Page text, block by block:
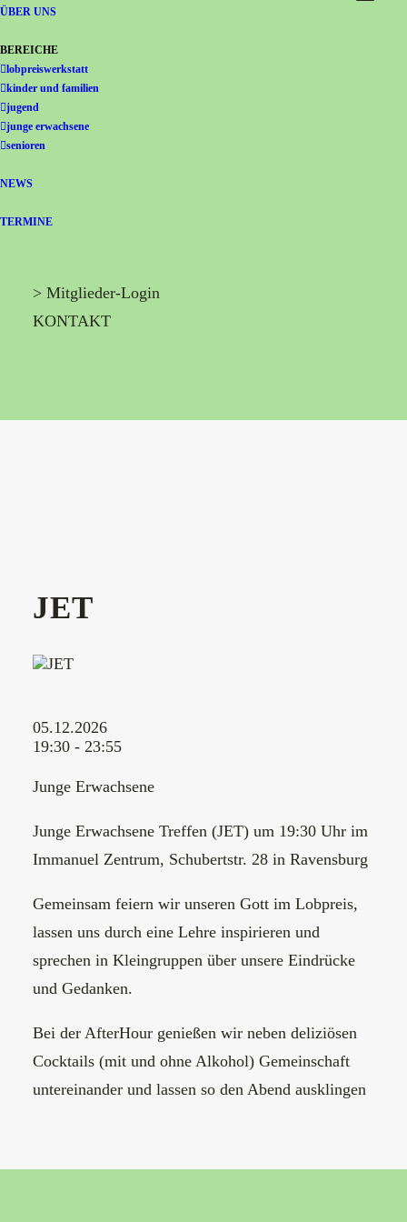
Gemeinschaft Immanuel
ÜBER UNS
BEREICHE
lobpreiswerkstatt
kinder und familien
jugend
junge erwachsene
senioren
NEWS
TERMINE
> Mitglieder-Login
KONTAKT
JET
05.12.2026
19:30 - 23:55
Junge Erwachsene
Junge Erwachsene Treffen (JET) um 19:30 Uhr im
Immanuel Zentrum, Schubertstr. 28 in Ravensburg
Gemeinsam feiern wir unseren Gott im Lobpreis,
lassen uns durch eine Lehre inspirieren und
sprechen in Kleingruppen über unsere Eindrücke
und Gedanken.
Bei der AfterHour genießen wir neben deliziösen
Cocktails (mit und ohne Alkohol) Gemeinschaft
untereinander und lassen so den Abend ausklingen